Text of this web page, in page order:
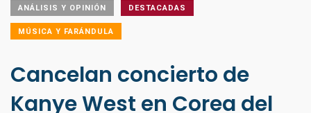
ANÁLISIS Y OPINIÓN DESTACADAS
MÚSICA Y FARÁNDULA
Cancelan concierto de
Kanye West en Corea del